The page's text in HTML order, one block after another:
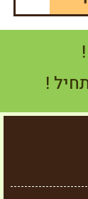
!